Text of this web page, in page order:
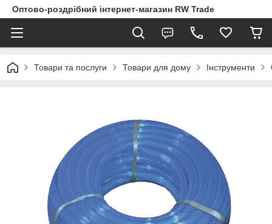
Оптово-роздрібний інтернет-магазин RW Trade
Товари та послуги Товари для дому Інструменти